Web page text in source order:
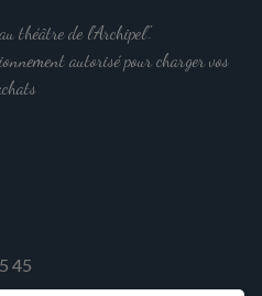
théâtre de l'Archipel".
autorisé pour charger vos
45